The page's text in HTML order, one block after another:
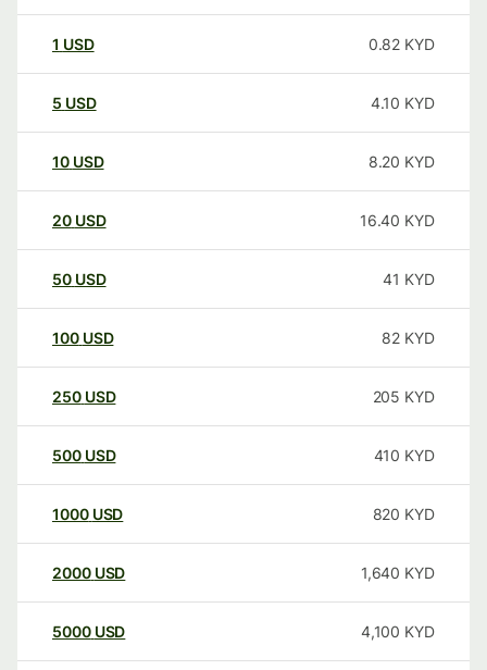
1 USD 0.82 KYD
5 USD 4.10 KYD
10 USD 8.20 KYD
20 USD 16.40 KYD
50 USD 41 KYD
100 USD 82 KYD
250 USD 205 KYD
500 USD 410 KYD
1000 USD 820 KYD
2000 USD 1,640 KYD
5000 USD 4,100 KYD